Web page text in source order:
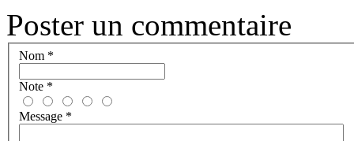
Poster un commentaire
Nom *
Note *
Message *